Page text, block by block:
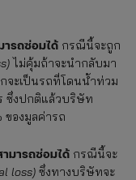
ารถซ่อมได้ กรณีนี้จะถูก
ไม่คุ้มถ้าจะนำกลับมา
จะเป็นรถที่โดนน้ำท่วม
ซึ่งปกติแล้วบริษัท
ของมูลค่ารถ
มารถซ่อมได้ กรณีนี้จะ
loss) ซึ่งทางบริษัทจะ